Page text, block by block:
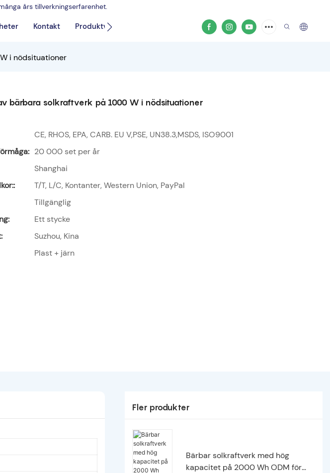
års tillverkningserfarenhet.
Kontakt Produktvideo
i nödsituationer
bärbara solkraftverk på 1000 W i nödsituationer
CE, RHOS, EPA, CARB. EU V,PSE, UN38.3,MSDS, ISO9001
20 000 set per år
Shanghai
T/T, L/C, Kontanter, Western Union, PayPal
Tillgänglig
Ett stycke
Suzhou, Kina
Plast + järn
Fler produkter
Bärbar solkraftverk med hög
kapacitet på 2000 Wh ODM för